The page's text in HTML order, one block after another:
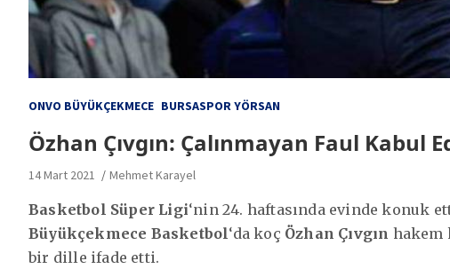
ONVO BÜYÜKÇEKMECE BURSASPOR YÖRSAN
Özhan Çıvgın: Çalınmayan Faul Kabul
14 Mart 2021 Mehmet Karayel
Basketbol Süper Ligi‘nin 24. haftasında evinde konuk
Büyükçekmece Basketbol‘da koç Özhan Çıvgın hakem
bir dille ifade etti.